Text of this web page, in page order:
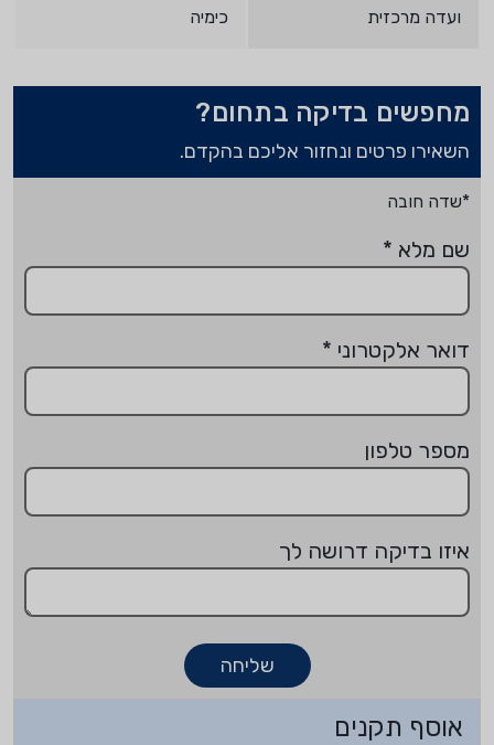
ועדה מרכזית כימיה
מחפשים בדיקה בתחום?
השאירו פרטים ונחזור אליכם בהקדם.
*שדה חובה
שם מלא *
דואר אלקטרוני *
מספר טלפון
איזו בדיקה דרושה לך
שליחה
אוסף תקנים